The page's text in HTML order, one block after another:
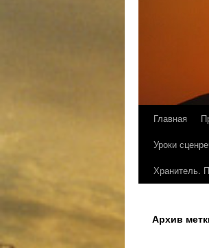
Главная
Уроки
Хранитель.
Архив